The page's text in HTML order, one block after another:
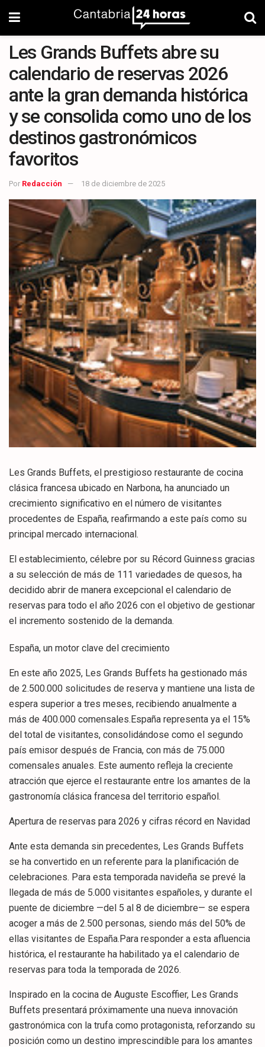
Les Grands Buffets abre su
calendario de reservas 2026
ante la gran demanda histórica
y se consolida como uno de los
destinos gastronómicos
favoritos
Por Redacción 18 de diciembre de 2025
Les Grands Buffets, el prestigioso restaurante de cocina
clásica francesa ubicado en Narbona, ha anunciado un
crecimiento significativo en el número de visitantes
procedentes de España, reafirmando a este país como su
principal mercado internacional.
El establecimiento, célebre por su Récord Guinness gracias
a su selección de más de 111 variedades de quesos, ha
decidido abrir de manera excepcional el calendario de
reservas para todo el año 2026 con el objetivo de gestionar
el incremento sostenido de la demanda.
España, un motor clave del crecimiento
En este año 2025, Les Grands Buffets ha gestionado más
de 2.500.000 solicitudes de reserva y mantiene una lista de
espera superior a tres meses, recibiendo anualmente a
más de 400.000 comensales.España representa ya el 15%
del total de visitantes, consolidándose como el segundo
país emisor después de Francia, con más de 75.000
comensales anuales. Este aumento refleja la creciente
atracción que ejerce el restaurante entre los amantes de la
gastronomía clásica francesa del territorio español.
Apertura de reservas para 2026 y cifras récord en Navidad
Ante esta demanda sin precedentes, Les Grands Buffets
se ha convertido en un referente para la planificación de
celebraciones. Para esta temporada navideña se prevé la
llegada de más de 5.000 visitantes españoles, y durante el
puente de diciembre —del 5 al 8 de diciembre— se espera
acoger a más de 2.500 personas, siendo más del 50% de
ellas visitantes de España.Para responder a esta afluencia
histórica, el restaurante ha habilitado ya el calendario de
reservas para toda la temporada de 2026.
Inspirado en la cocina de Auguste Escoffier, Les Grands
Buffets presentará próximamente una nueva innovación
gastronómica con la trufa como protagonista, reforzando su
posición como un destino imprescindible para los amantes